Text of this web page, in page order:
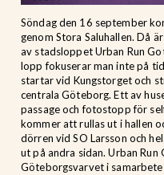
Söndag den 16 september
genom Stora Saluhallen. Då
av stadsloppet Urban Run
lopp fokuserar man inte på
startar vid Kungstorget och
centrala Göteborg. Ett av
passage och fotostopp för
kommer att rullas ut i hallen
dörren vid SO Larsson och
ut på andra sidan. Urban
Göteborgsvarvet i